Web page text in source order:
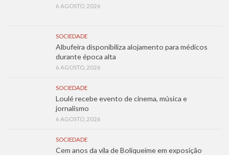
6 AGOSTO, 2026
SOCIEDADE
Albufeira disponibiliza alojamento para médicos
durante época alta
6 AGOSTO, 2026
SOCIEDADE
Loulé recebe evento de cinema, música e
jornalismo
6 AGOSTO, 2026
SOCIEDADE
Cem anos da vila de Boliqueime em exposição